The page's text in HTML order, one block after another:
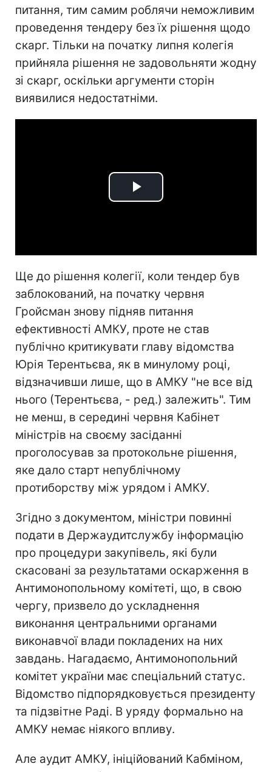
питання, тим самим роблячи неможливим
проведення тендеру без їх рішення щодо
скарг. Тільки на початку липня колегія
прийняла рішення не задовольняти жодну
зі скарг, оскільки аргументи сторін
виявилися недостатніми.
Play
Ще до рішення колегії, коли тендер був
заблокований, на початку червня
Гройсман знову підняв питання
ефективності АМКУ, проте не став
публічно критикувати главу відомства
Юрія Терентьєва, як в минулому році,
відзначивши лише, що в АМКУ "не все від
нього (Терентьєва, - ред.) залежить". Тим
не менш, в середині червня Кабінет
міністрів на своєму засіданні
проголосував за протокольне рішення,
яке дало старт непублічному
протиборству між урядом і АМКУ.
Згідно з документом, міністри повинні
подати в Держаудитслужбу інформацію
про процедури закупівель, які були
скасовані за результатами оскарження в
Антимонопольному комітеті, що, в свою
чергу, призвело до ускладнення
виконання центральними органами
виконавчої влади покладених на них
завдань. Нагадаємо, Антимонопольний
комітет україни має спеціальний статус.
Відомство підпорядковується президенту
та підзвітне Раді. В уряду формально на
АМКУ немає ніякого впливу.
Але аудит АМКУ, ініційований Кабміном,